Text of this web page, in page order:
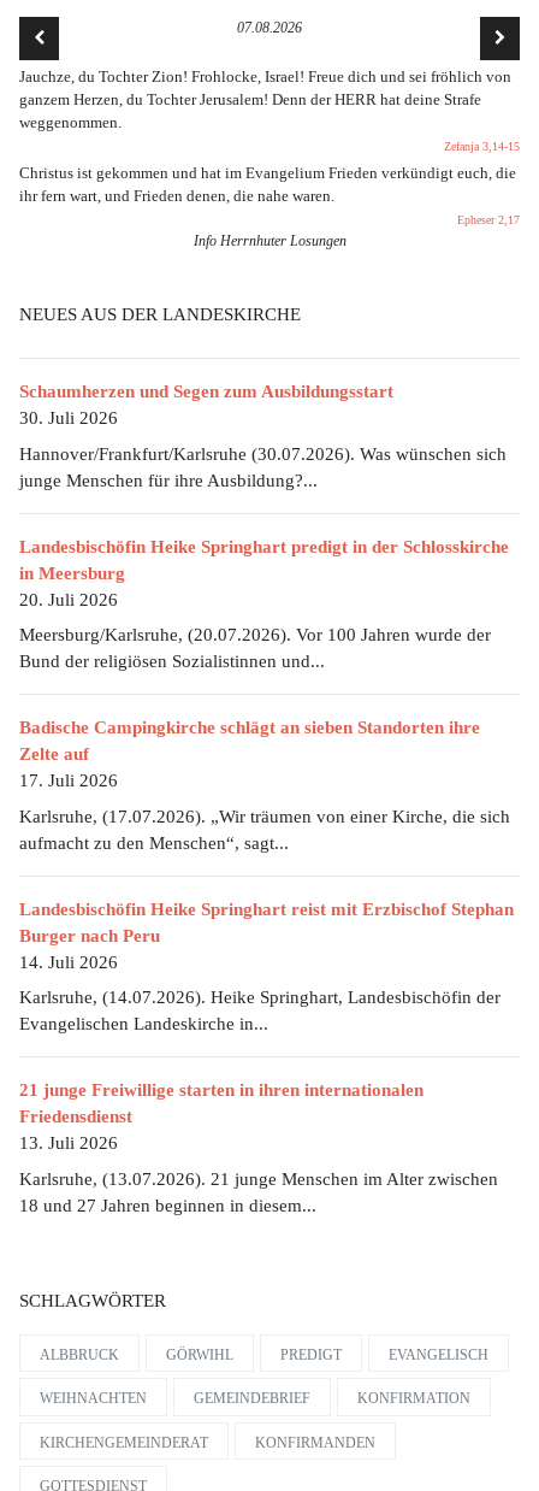
07.08.2026
Jauchze, du Tochter Zion! Frohlocke, Israel! Freue dich und sei fröhlich von
ganzem Herzen, du Tochter Jerusalem! Denn der HERR hat deine Strafe
weggenommen.
Zefanja 3,14-15
Christus ist gekommen und hat im Evangelium Frieden verkündigt euch, die
ihr fern wart, und Frieden denen, die nahe waren.
Epheser 2,17
Info Herrnhuter Losungen
NEUES AUS DER LANDESKIRCHE
Schaumherzen und Segen zum Ausbildungsstart
30. Juli 2026
Hannover/Frankfurt/Karlsruhe (30.07.2026). Was wünschen sich
junge Menschen für ihre Ausbildung?...
Landesbischöfin Heike Springhart predigt in der Schlosskirche
in Meersburg
20. Juli 2026
Meersburg/Karlsruhe, (20.07.2026). Vor 100 Jahren wurde der
Bund der religiösen Sozialistinnen und...
Badische Campingkirche schlägt an sieben Standorten ihre
Zelte auf
17. Juli 2026
Karlsruhe, (17.07.2026). „Wir träumen von einer Kirche, die sich
aufmacht zu den Menschen“, sagt...
Landesbischöfin Heike Springhart reist mit Erzbischof Stephan
Burger nach Peru
14. Juli 2026
Karlsruhe, (14.07.2026). Heike Springhart, Landesbischöfin der
Evangelischen Landeskirche in...
21 junge Freiwillige starten in ihren internationalen
Friedensdienst
13. Juli 2026
Karlsruhe, (13.07.2026). 21 junge Menschen im Alter zwischen
18 und 27 Jahren beginnen in diesem...
SCHLAGWÖRTER
ALBBRUCK GÖRWIHL PREDIGT EVANGELISCH
WEIHNACHTEN GEMEINDEBRIEF KONFIRMATION
KIRCHENGEMEINDERAT KONFIRMANDEN
GOTTESDIENST